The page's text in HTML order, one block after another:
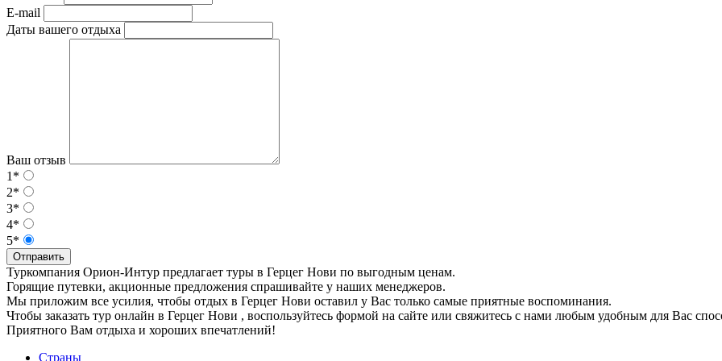
E-mail
Даты вашего отдыха
Ваш отзыв
1*
2*
3*
4*
5*
Отправить
Туркомпания Орион-Интур предлагает туры в Герцег Нови по выгодным ценам.
Горящие путевки, акционные предложения спрашивайте у наших менеджеров.
Мы приложим все усилия, чтобы отдых в Герцег Нови оставил у Вас только самые приятные воспоминания.
Чтобы заказать тур онлайн в Герцег Нови , воспользуйтесь формой на сайте или свяжитесь с нами любым удобным для Вас
Приятного Вам отдыха и хороших впечатлений!
Страны